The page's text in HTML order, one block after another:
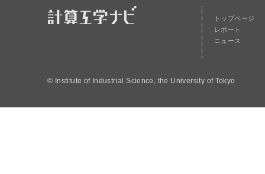
トップページ
レポート
ニュース
© Institute of Industrial Science, the University of Tokyo